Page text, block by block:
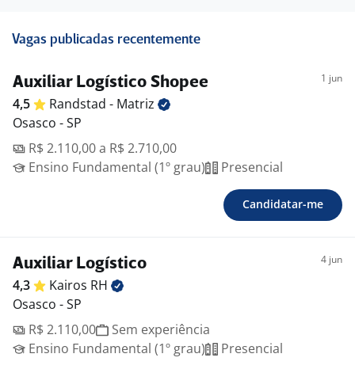
Vagas publicadas recentemente
Auxiliar Logístico Shopee 1 jun
4,5 Randstad - Matriz
Osasco - SP
R$ 2.110,00 a R$ 2.710,00
Ensino Fundamental (1º grau)
Presencial
Candidatar-me
Auxiliar Logístico 4 jun
4,3 Kairos RH
Osasco - SP
R$ 2.110,00
Sem experiência
Ensino Fundamental (1º grau)
Presencial